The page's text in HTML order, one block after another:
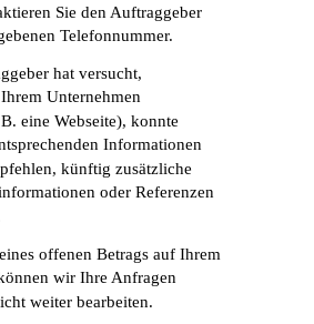
Sie den Auftraggeber
Telefonnummer.
hat versucht,
Unternehmen
eine Webseite), konnte
Informationen
künftig zusätzliche
oder Referenzen
offenen Betrags auf Ihrem
wir Ihre Anfragen
weiter bearbeiten.